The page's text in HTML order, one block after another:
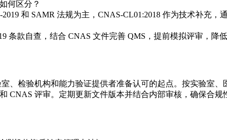
何区分？
2019 和 SAMR 法规为主，CNAS-CL01:2018 作为技术补充，
条款自查，结合 CNAS 文件完善 QMS，提前模拟评审，降
、检验机构和能力验证提供者准备认可的起点。按实验室
CNAS 评审。定期更新文件版本并结合内部审核，确保合